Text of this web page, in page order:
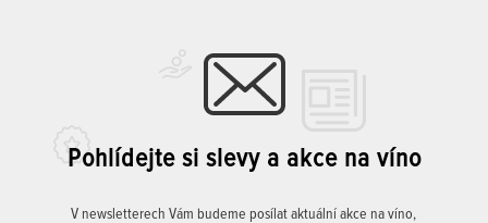
Pohlídejte si slevy a akce na víno
V newsletterech Vám budeme posílat aktuální akce na víno,